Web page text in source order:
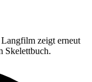
zeigt erneut
Skelettbuch.